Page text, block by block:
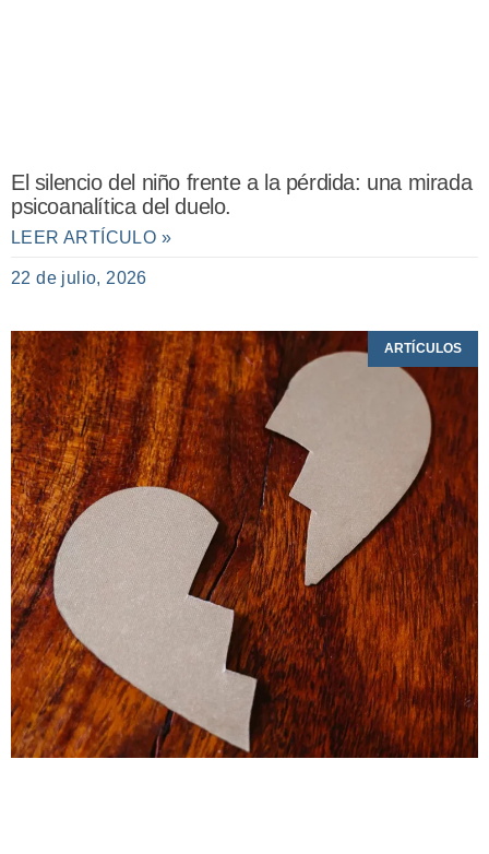
El silencio del niño frente a la pérdida: una mirada
psicoanalítica del duelo.
LEER ARTÍCULO »
22 de julio, 2026
ARTÍCULOS